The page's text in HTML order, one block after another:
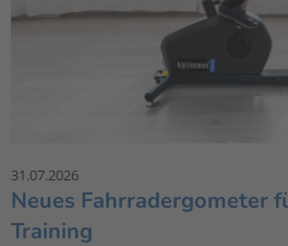
31.07.2026
Neues Fahrradergometer
Training